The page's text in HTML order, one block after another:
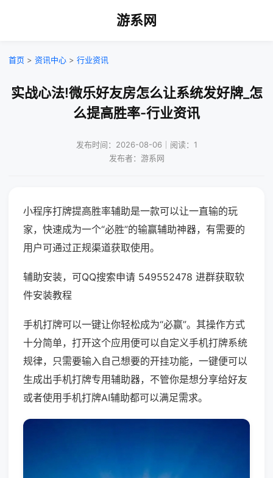
游系网
首页 > 资讯中心 > 行业资讯
实战心法!微乐好友房怎么让系统发好牌_怎
么提高胜率-行业资讯
发布时间：2026-08-06｜阅读：1
发布者：游系网
小程序打牌提高胜率辅助是一款可以让一直输的玩
家，快速成为一个“必胜”的输赢辅助神器，有需要的
用户可通过正规渠道获取使用。
辅助安装，可QQ搜索申请 549552478 进群获取软
件安装教程
手机打牌可以一键让你轻松成为“必赢”。其操作方式
十分简单，打开这个应用便可以自定义手机打牌系统
规律，只需要输入自己想要的开挂功能，一键便可以
生成出手机打牌专用辅助器，不管你是想分享给好友
或者使用手机打牌AI辅助都可以满足需求。